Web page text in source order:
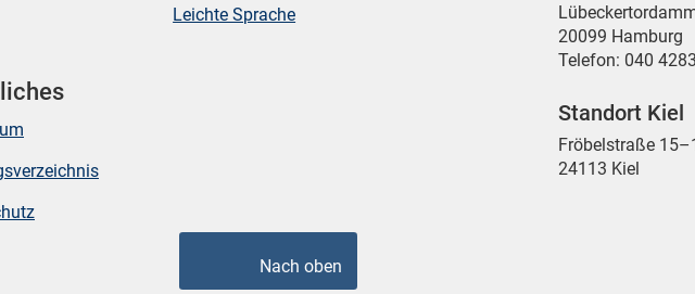
Leichte Sprache
20099 Hamburg
Telefon: 040
Standort Kiel
Fröbelstraße
24113 Kiel
Nach oben